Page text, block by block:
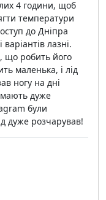
4 години, щоб
температури
до Дніпра
лазні.
що робить його
маленька, і лід
ногу на дні
мають дуже
були
дуже розчарував!